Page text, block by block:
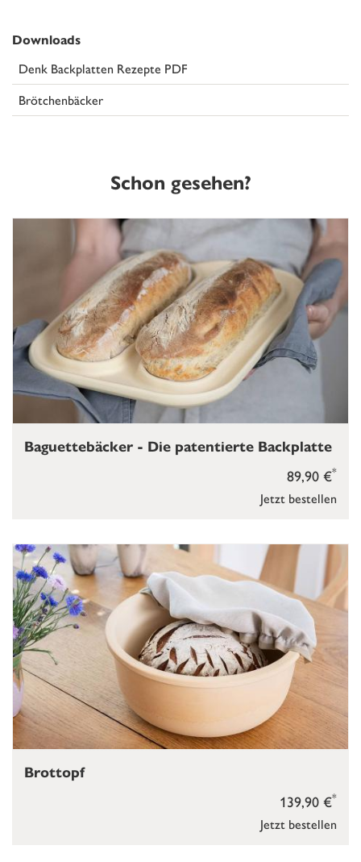
Downloads
Denk Backplatten Rezepte PDF
Brötchenbäcker
Schon gesehen?
Jetzt bestellen
89,90 €*
Baguettebäcker - Die patentierte Backplatte
Jetzt bestellen
139,90 €*
Brottopf